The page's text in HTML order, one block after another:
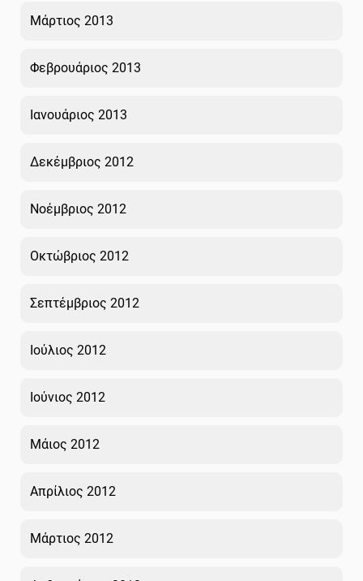
Μάρτιος 2013
Φεβρουάριος 2013
Ιανουάριος 2013
Δεκέμβριος 2012
Νοέμβριος 2012
Οκτώβριος 2012
Σεπτέμβριος 2012
Ιούλιος 2012
Ιούνιος 2012
Μάιος 2012
Απρίλιος 2012
Μάρτιος 2012